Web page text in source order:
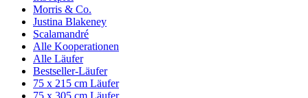
Morris & Co.
Justina Blakeney
Scalamandré
Alle Kooperationen
Alle Läufer
Bestseller-Läufer
75 x 215 cm Läufer
75 x 305 cm Läufer